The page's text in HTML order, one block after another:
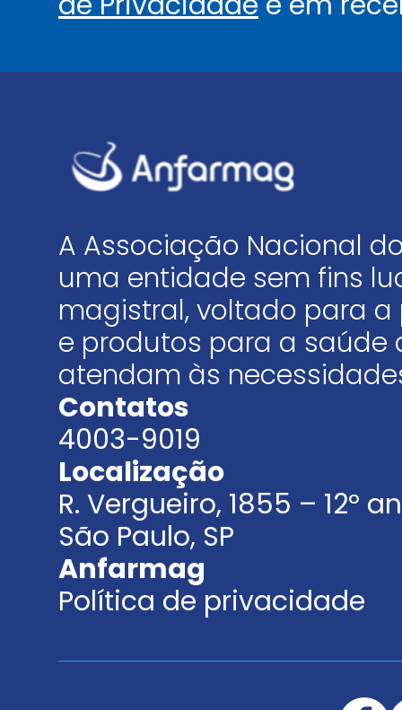
A Associação Nacional
uma entidade sem fins
magistral, voltado para
e produtos para a saúde
atendam às
Contatos
4003-9019
Localização
R. Vergueiro, 1855 – 12º
São Paulo, SP
Anfarmag
Política de privacidade